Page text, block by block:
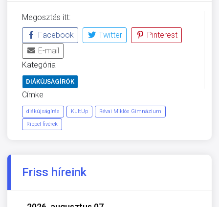
Megosztás itt:
Facebook
Twitter
Pinterest
E-mail
Kategória
DIÁKÚJSÁGÍRÓK
Címke
diákújságírás KultUp
Révai Miklós Gimnázium
Rippel fivérek
Friss híreink